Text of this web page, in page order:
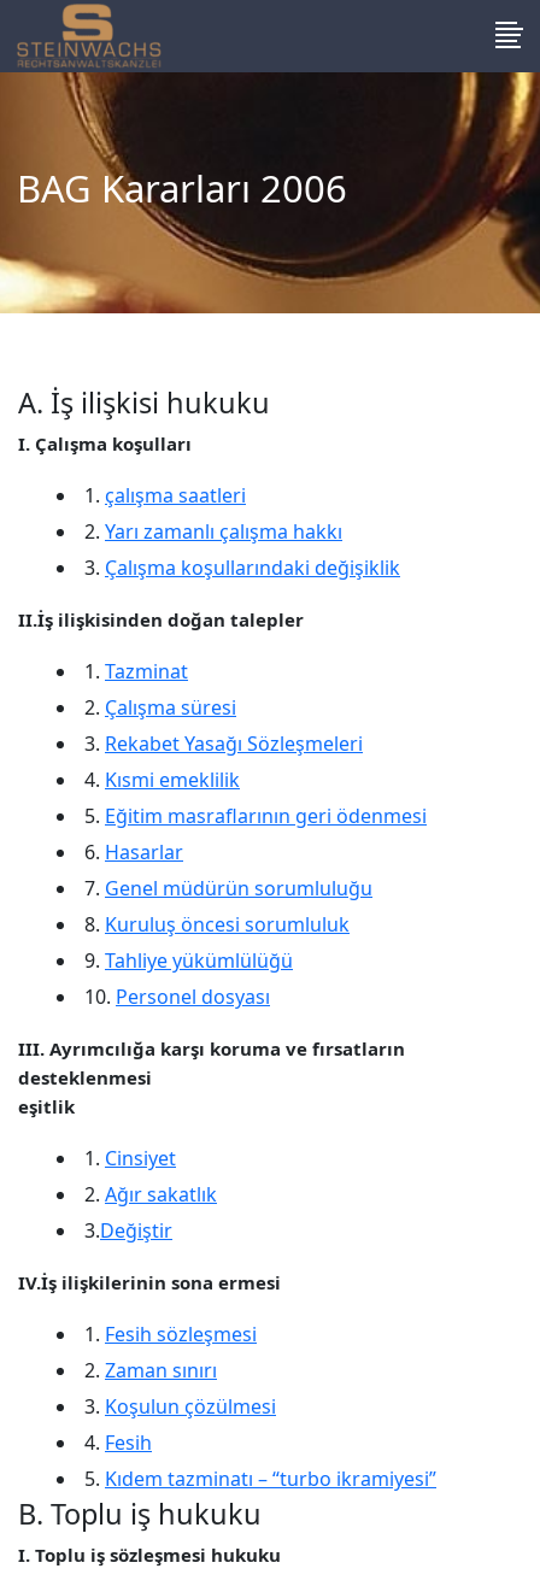
BAG Kararları 2006
A. İş ilişkisi hukuku
I. Çalışma koşulları
1. çalışma saatleri
2. Yarı zamanlı çalışma hakkı
3. Çalışma koşullarındaki değişiklik
II.İş ilişkisinden doğan talepler
1. Tazminat
2. Çalışma süresi
3. Rekabet Yasağı Sözleşmeleri
4. Kısmi emeklilik
5. Eğitim masraflarının geri ödenmesi
6. Hasarlar
7. Genel müdürün sorumluluğu
8. Kuruluş öncesi sorumluluk
9. Tahliye yükümlülüğü
10. Personel dosyası
III. Ayrımcılığa karşı koruma ve fırsatların
desteklenmesi
eşitlik
1. Cinsiyet
2. Ağır sakatlık
3.Değiştir
IV.İş ilişkilerinin sona ermesi
1. Fesih sözleşmesi
2. Zaman sınırı
3. Koşulun çözülmesi
4. Fesih
5. Kıdem tazminatı – “turbo ikramiyesi”
B. Toplu iş hukuku
I. Toplu iş sözleşmesi hukuku